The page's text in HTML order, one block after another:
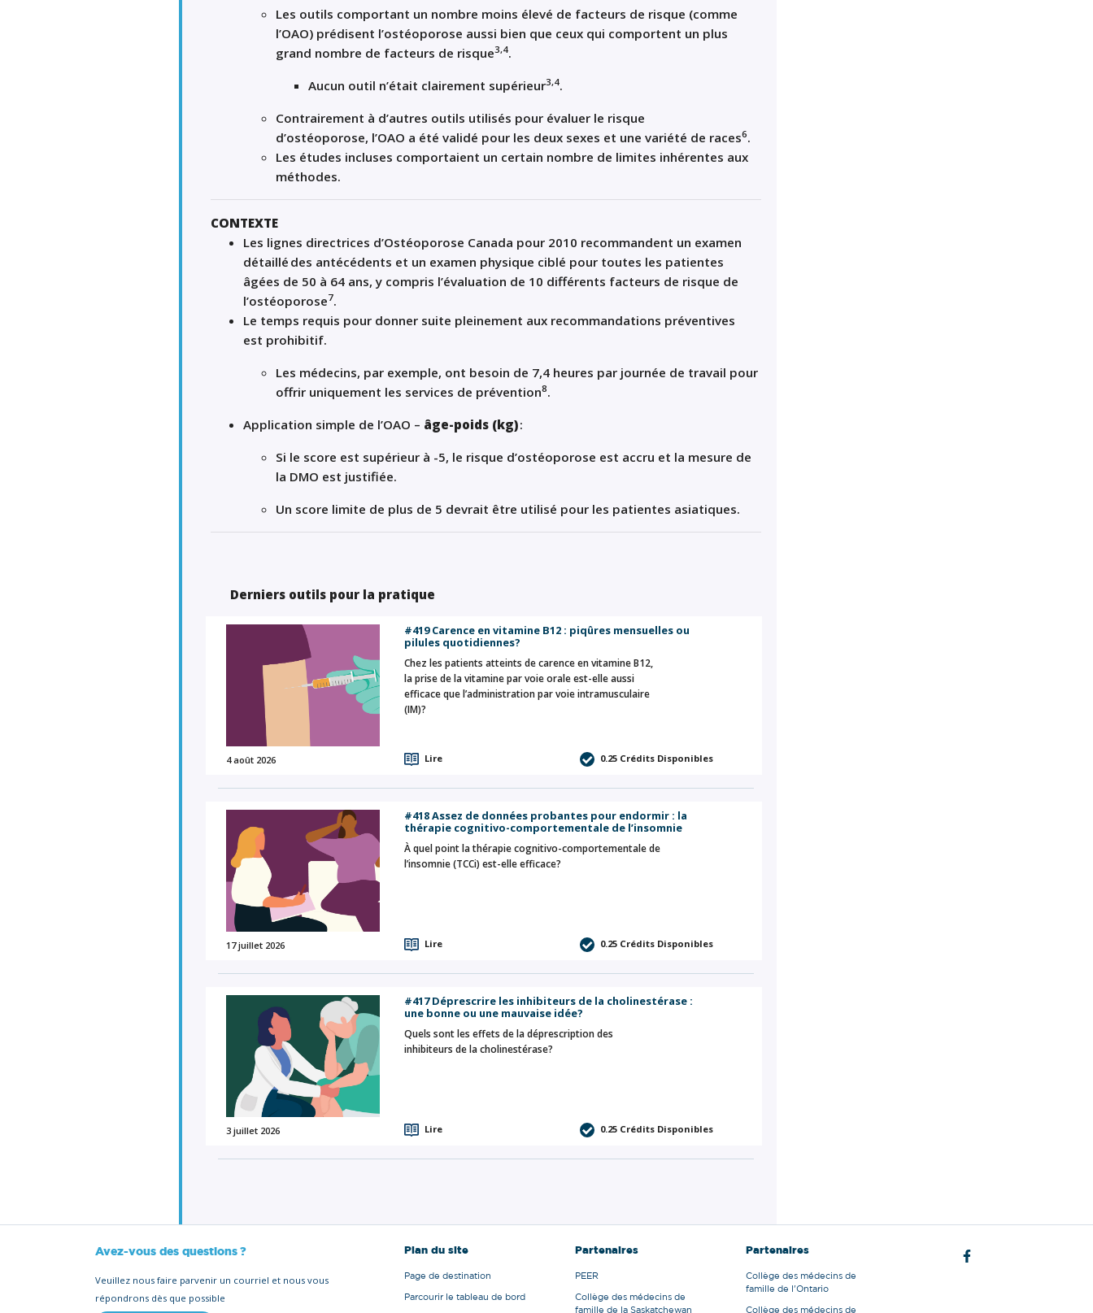
Les outils comportant un nombre moins élevé de facteurs de risque (comme
l’OAO) prédisent l’ostéoporose aussi bien que ceux qui comportent un plus
grand nombre de facteurs de risque3,4.
Aucun outil n’était clairement supérieur3,4.
Contrairement à d’autres outils utilisés pour évaluer le risque
d’ostéoporose, l’OAO a été validé pour les deux sexes et une variété de races6.
Les études incluses comportaient un certain nombre de limites inhérentes aux
méthodes.
CONTEXTE
Les lignes directrices d’Ostéoporose Canada pour 2010 recommandent un examen
détaillé des antécédents et un examen physique ciblé pour toutes les patientes
âgées de 50 à 64 ans, y compris l’évaluation de 10 différents facteurs de risque de
l’ostéoporose7.
Le temps requis pour donner suite pleinement aux recommandations préventives
est prohibitif.
Les médecins, par exemple, ont besoin de 7,4 heures par journée de travail pour
offrir uniquement les services de prévention8.
Application simple de l’OAO – âge-poids (kg):
Si le score est supérieur à -5, le risque d’ostéoporose est accru et la mesure de
la DMO est justifiée.
Un score limite de plus de 5 devrait être utilisé pour les patientes asiatiques.
Derniers outils pour la pratique
4 août 2026
#419 Carence en vitamine B12 : piqûres mensuelles ou
pilules quotidiennes?
Chez les patients atteints de carence en vitamine B12,
la prise de la vitamine par voie orale est-elle aussi
efficace que l’administration par voie intramusculaire
(IM)?
Lire 0.25 Crédits Disponibles
17 juillet 2026
#418 Assez de données probantes pour endormir : la
thérapie cognitivo-comportementale de l’insomnie
À quel point la thérapie cognitivo-comportementale de
l’insomnie (TCCi) est-elle efficace?
Lire 0.25 Crédits Disponibles
3 juillet 2026
#417 Déprescrire les inhibiteurs de la cholinestérase :
une bonne ou une mauvaise idée?
Quels sont les effets de la déprescription des
inhibiteurs de la cholinestérase?
Lire 0.25 Crédits Disponibles
Avez-vous des questions ?
Veuillez nous faire parvenir un courriel et nous vous
répondrons dès que possible
Plan du site
Page de destination
Parcourir le tableau de bord
Partenaires
PEER
Collège des médecins de
famille de la Saskatchewan
Partenaires
Collège des médecins de
famille de l'Ontario
Collège des médecins de